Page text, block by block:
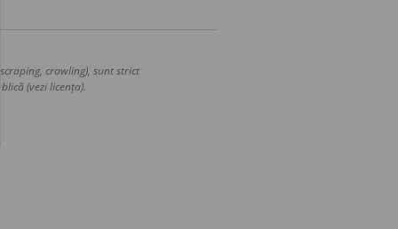
crawling), sunt strict
(vezi licența).